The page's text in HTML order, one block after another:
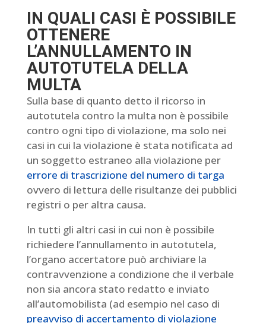
IN QUALI CASI È POSSIBILE
OTTENERE
L’ANNULLAMENTO IN
AUTOTUTELA DELLA
MULTA
Sulla base di quanto detto il ricorso in
autotutela contro la multa non è possibile
contro ogni tipo di violazione, ma solo nei
casi in cui la violazione è stata notificata ad
un soggetto estraneo alla violazione per
errore di trascrizione del numero di targa
ovvero di lettura delle risultanze dei pubblici
registri o per altra causa.
In tutti gli altri casi in cui non è possibile
richiedere l’annullamento in autotutela,
l’organo accertatore può archiviare la
contravvenzione a condizione che il verbale
non sia ancora stato redatto e inviato
all’automobilista (ad esempio nel caso di
preavviso di accertamento di violazione